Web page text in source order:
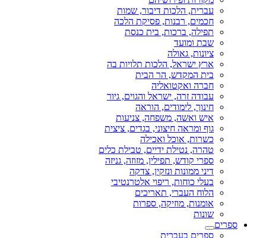
עברית, הלכות דיבור, שמות
חכמים, רבנות, פסיקת הלכה
תפילה, ברכות, בית כנסת
שבת ומועד
ציונות, גאולה
ארץ ישראל, הלכות תלויות בה
בית המקדש, הר הבית
חברה ואקטואליה
עבודה זרה, ישראל והגוים, גיור
חינוך, לימודים, הוראה
איש ואשה, משפחה, צניעות
גוף ומראה חיצוני, בגדים, ציצית
כשרות, אוכל ואכילה
טהרה, נטילת ידיים, טבילת כלים
ספרי קודש, תפילין, מזוזה, גניזה
דיני ממונות ונזקין, צדקה
בעלי כוחות, ריפוי אלטרנטיבי
הלוח העברי, תאריכים
אומנות, מוזיקה, ספרות
שונות
ספרים
ספרים בעברית